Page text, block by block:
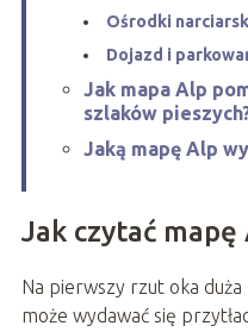
Ośrodki
Dojazd i
Jak mapa Alp
szlaków
Jaką mapę Alp
Jak czytać mapę
Na pierwszy rzut oka duża
może wydawać się